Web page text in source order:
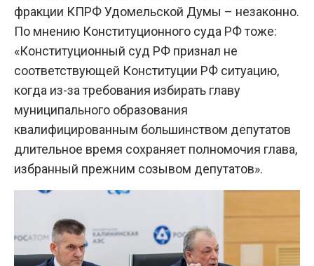
фракции КПРФ Удомельской Думы – незаконно.
По мнению Конституционного суда РФ тоже:
«Конституционный суд РФ признал не
соответствующей Конституции РФ ситуацию,
когда из-за требования избирать главу
муниципального образования
квалифицированным большинством депутатов
длительное время сохраняет полномочия глава,
избранный прежним созывом депутатов».